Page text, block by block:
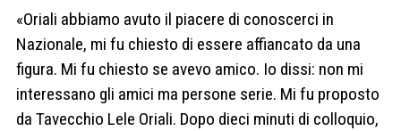
«Oriali abbiamo avuto il piacere di conoscerci in
Nazionale, mi fu chiesto di essere affiancato da una
figura. Mi fu chiesto se avevo amico. Io dissi: non mi
interessano gli amici ma persone serie. Mi fu proposto
da Tavecchio Lele Oriali. Dopo dieci minuti di colloquio,